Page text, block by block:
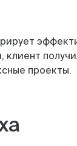
проекты.